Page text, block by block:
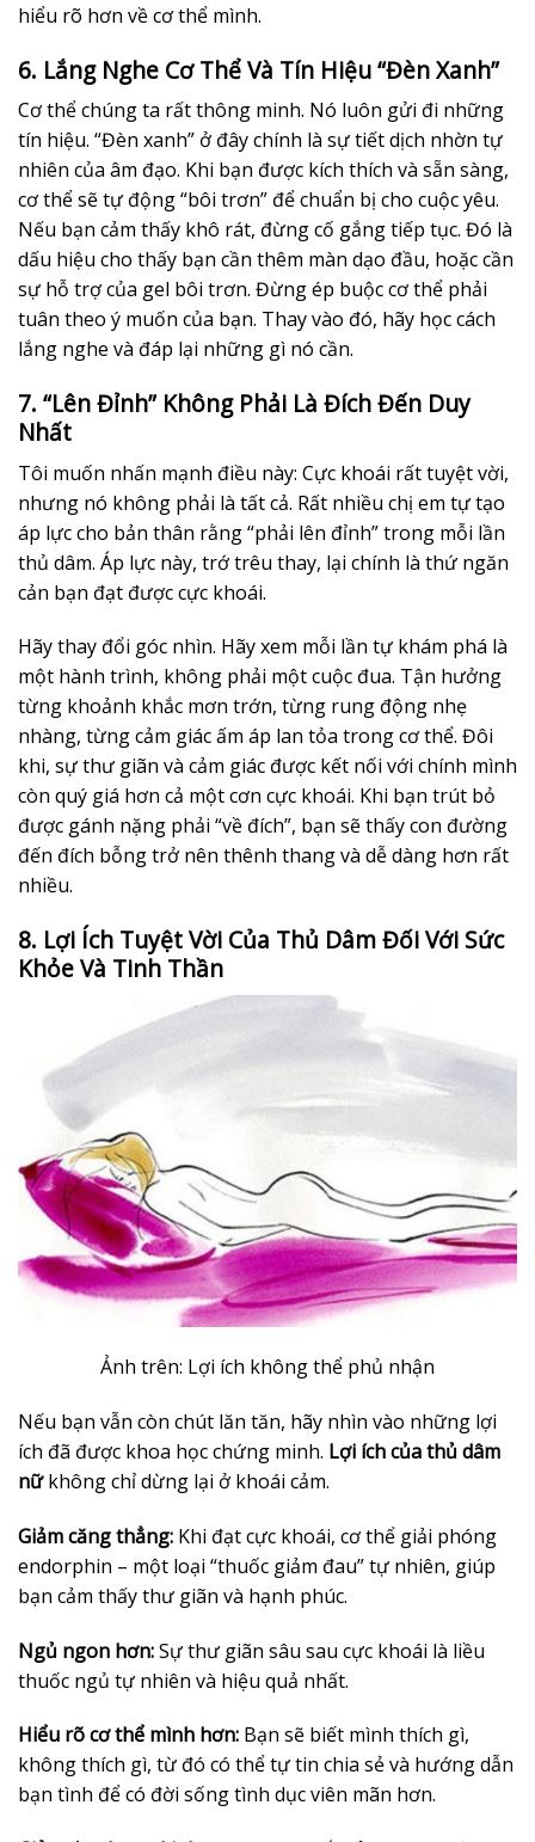
hiểu rõ hơn về cơ thể mình.
6. Lắng Nghe Cơ Thể Và Tín Hiệu “Đèn Xanh”
Cơ thể chúng ta rất thông minh. Nó luôn gửi đi những
tín hiệu. “Đèn xanh” ở đây chính là sự tiết dịch nhờn tự
nhiên của âm đạo. Khi bạn được kích thích và sẵn sàng,
cơ thể sẽ tự động “bôi trơn” để chuẩn bị cho cuộc yêu.
Nếu bạn cảm thấy khô rát, đừng cố gắng tiếp tục. Đó là
dấu hiệu cho thấy bạn cần thêm màn dạo đầu, hoặc cần
sự hỗ trợ của gel bôi trơn. Đừng ép buộc cơ thể phải
tuân theo ý muốn của bạn. Thay vào đó, hãy học cách
lắng nghe và đáp lại những gì nó cần.
7. “Lên Đỉnh” Không Phải Là Đích Đến Duy
Nhất
Tôi muốn nhấn mạnh điều này: Cực khoái rất tuyệt vời,
nhưng nó không phải là tất cả. Rất nhiều chị em tự tạo
áp lực cho bản thân rằng “phải lên đỉnh” trong mỗi lần
thủ dâm. Áp lực này, trớ trêu thay, lại chính là thứ ngăn
cản bạn đạt được cực khoái.
Hãy thay đổi góc nhìn. Hãy xem mỗi lần tự khám phá là
một hành trình, không phải một cuộc đua. Tận hưởng
từng khoảnh khắc mơn trớn, từng rung động nhẹ
nhàng, từng cảm giác ấm áp lan tỏa trong cơ thể. Đôi
khi, sự thư giãn và cảm giác được kết nối với chính mình
còn quý giá hơn cả một cơn cực khoái. Khi bạn trút bỏ
được gánh nặng phải “về đích”, bạn sẽ thấy con đường
đến đích bỗng trở nên thênh thang và dễ dàng hơn rất
nhiều.
8. Lợi Ích Tuyệt Vời Của Thủ Dâm Đối Với Sức
Khỏe Và Tinh Thần
Ảnh trên: Lợi ích không thể phủ nhận
Nếu bạn vẫn còn chút lăn tăn, hãy nhìn vào những lợi
ích đã được khoa học chứng minh. Lợi ích của thủ dâm
nữkhông chỉ dừng lại ở khoái cảm.
Giảm căng thẳng: Khi đạt cực khoái, cơ thể giải phóng
endorphin – một loại “thuốc giảm đau” tự nhiên, giúp
bạn cảm thấy thư giãn và hạnh phúc.
Ngủ ngon hơn:Sự thư giãn sâu sau cực khoái là liều
thuốc ngủ tự nhiên và hiệu quả nhất.
Hiểu rõ cơ thể mình hơn: Bạn sẽ biết mình thích gì,
không thích gì, từ đó có thể tự tin chia sẻ và hướng dẫn
bạn tình để có đời sống tình dục viên mãn hơn.